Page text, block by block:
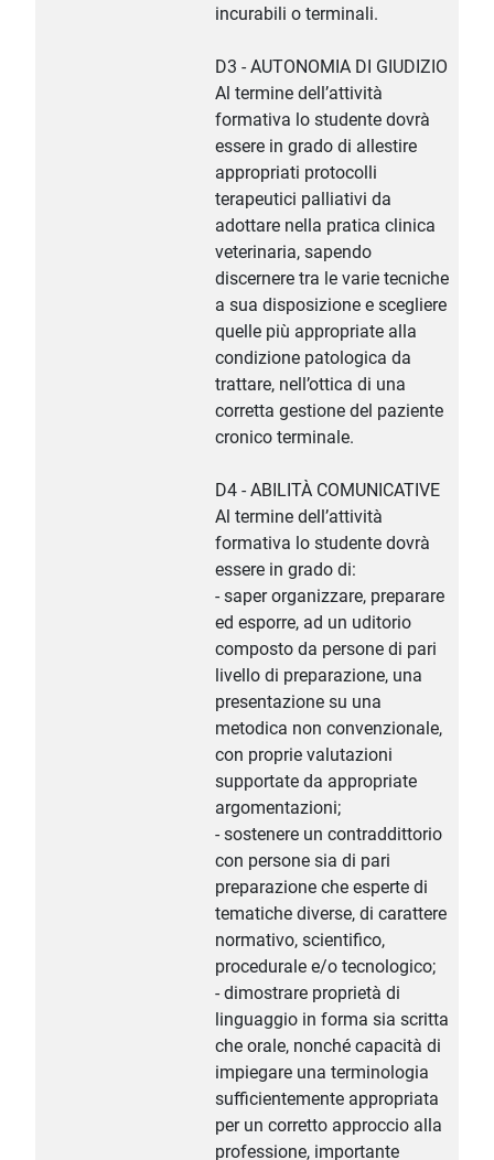
incurabili o terminali.
D3 - AUTONOMIA DI GIUDIZIO
Al termine dell’attività
formativa lo studente dovrà
essere in grado di allestire
appropriati protocolli
terapeutici palliativi da
adottare nella pratica clinica
veterinaria, sapendo
discernere tra le varie tecniche
a sua disposizione e scegliere
quelle più appropriate alla
condizione patologica da
trattare, nell’ottica di una
corretta gestione del paziente
cronico terminale.
D4 - ABILITÀ COMUNICATIVE
Al termine dell’attività
formativa lo studente dovrà
essere in grado di:
- saper organizzare, preparare
ed esporre, ad un uditorio
composto da persone di pari
livello di preparazione, una
presentazione su una
metodica non convenzionale,
con proprie valutazioni
supportate da appropriate
argomentazioni;
- sostenere un contraddittorio
con persone sia di pari
preparazione che esperte di
tematiche diverse, di carattere
normativo, scientifico,
procedurale e/o tecnologico;
- dimostrare proprietà di
linguaggio in forma sia scritta
che orale, nonché capacità di
impiegare una terminologia
sufficientemente appropriata
per un corretto approccio alla
professione, importante